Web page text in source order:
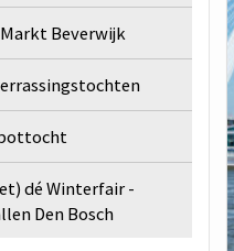
Beverwijk
dé Winterfair -
Den Bosch